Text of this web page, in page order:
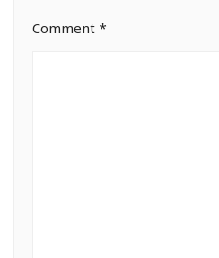
Comment *